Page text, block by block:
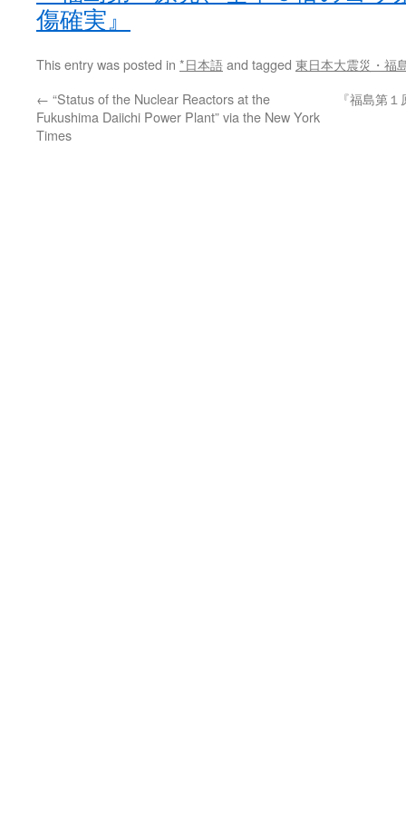
傷確実』
This entry was posted in *日本語and tagged 東日本大震災・福
← “Status of the Nuclear Reactors at the
Fukushima Daiichi Power Plant” via the New York
Times
『福島第